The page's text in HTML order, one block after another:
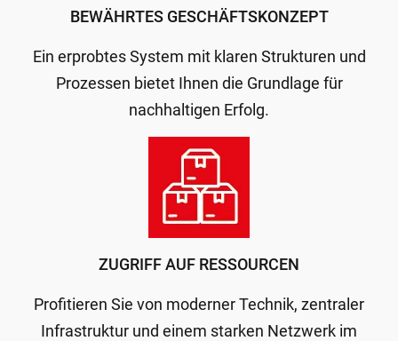
BEWÄHRTES GESCHÄFTSKONZEPT
Ein erprobtes System mit klaren Strukturen und
Prozessen bietet Ihnen die Grundlage für
nachhaltigen Erfolg.
ZUGRIFF AUF RESSOURCEN
Profitieren Sie von moderner Technik, zentraler
Infrastruktur und einem starken Netzwerk im